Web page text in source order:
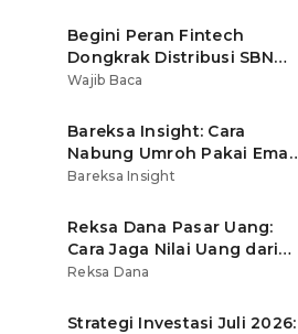
Begini Peran Fintech
Dongkrak Distribusi SBN
Ritel
Wajib Baca
Bareksa Insight: Cara
Nabung Umroh Pakai Emas
Digital agar Nilainya
Bareksa Insight
Reksa Dana Pasar Uang:
Cara Jaga Nilai Uang dari
Gerusan Inflasi
Reksa Dana
Strategi Investasi Juli 2026: